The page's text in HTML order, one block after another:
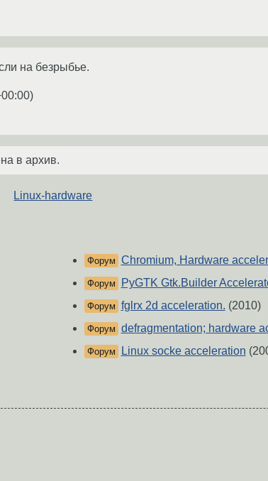
на безрыбье.
)
в архив.
Linux-hardware
Форум Chromium, Hardware
Форум PyGTK Gtk.Builder
Форум fglrx 2d acceleration. (2010)
Форум defragmentation; hardware
Форум Linux socke acceleration